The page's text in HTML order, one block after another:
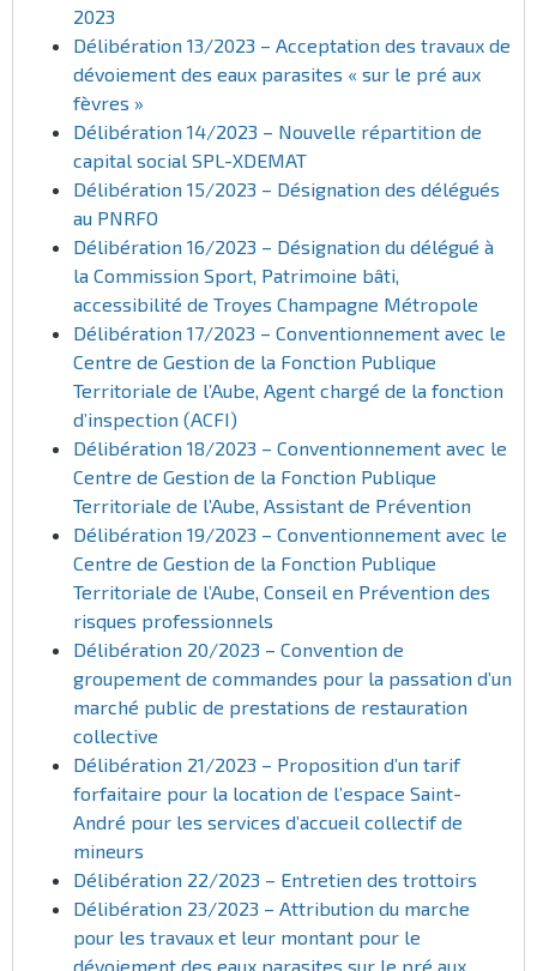
2023
Délibération 13/2023 – Acceptation des travaux de
dévoiement des eaux parasites « sur le pré aux
fèvres »
Délibération 14/2023 – Nouvelle répartition de
capital social SPL-XDEMAT
Délibération 15/2023 – Désignation des délégués
au PNRFO
Délibération 16/2023 – Désignation du délégué à
la Commission Sport, Patrimoine bâti,
accessibilité de Troyes Champagne Métropole
Délibération 17/2023 – Conventionnement avec le
Centre de Gestion de la Fonction Publique
Territoriale de l’Aube, Agent chargé de la fonction
d’inspection (ACFI)
Délibération 18/2023 – Conventionnement avec le
Centre de Gestion de la Fonction Publique
Territoriale de l’Aube, Assistant de Prévention
Délibération 19/2023 – Conventionnement avec le
Centre de Gestion de la Fonction Publique
Territoriale de l’Aube, Conseil en Prévention des
risques professionnels
Délibération 20/2023 – Convention de
groupement de commandes pour la passation d’un
marché public de prestations de restauration
collective
Délibération 21/2023 – Proposition d’un tarif
forfaitaire pour la location de l’espace Saint-
André pour les services d’accueil collectif de
mineurs
Délibération 22/2023 – Entretien des trottoirs
Délibération 23/2023 – Attribution du marche
pour les travaux et leur montant pour le
dévoiement des eaux parasites sur le pré aux